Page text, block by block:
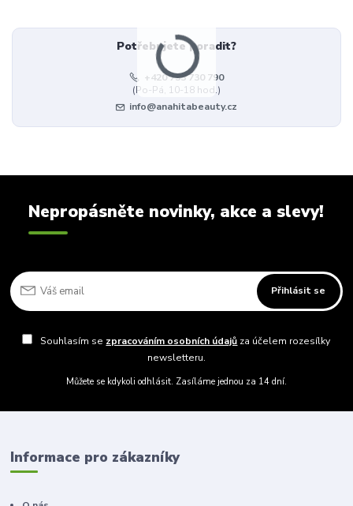
Potřebujete poradit?
+420 733 730 790
(Po-Pá, 10-18 hod.)
info@anahitabeauty.cz
Nepropásněte novinky, akce a slevy!
Přihlásit se
Souhlasím se zpracováním osobních údajů za účelem rozesílky
newsletteru.
Můžete se kdykoli odhlásit. Zasíláme jednou za 14 dní.
Informace pro zákazníky